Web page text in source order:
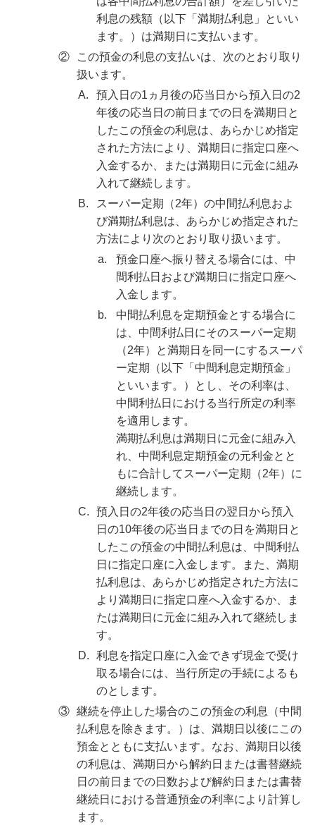
利息の残額（以下「満期払利息」といい
ます。）は満期日に支払います。
②
この預金の利息の支払いは、次のとおり取り
扱います。
A.
預入日の1ヵ月後の応当日から預入日の2
年後の応当日の前日までの日を満期日と
したこの預金の利息は、あらかじめ指定
された方法により、満期日に指定口座へ
入金するか、または満期日に元金に組み
入れて継続します。
B.
スーパー定期（2年）の中間払利息およ
び満期払利息は、あらかじめ指定された
方法により次のとおり取り扱います。
a.
預金口座へ振り替える場合には、中
間利払日および満期日に指定口座へ
入金します。
b.
中間払利息を定期預金とする場合に
は、中間利払日にそのスーパー定期
（2年）と満期日を同一にするスーパ
ー定期（以下「中間利息定期預金」
といいます。）とし、その利率は、
中間利払日における当行所定の利率
を適用します。
満期払利息は満期日に元金に組み入
れ、中間利息定期預金の元利金とと
もに合計してスーパー定期（2年）に
継続します。
C.
預入日の2年後の応当日の翌日から預入
日の10年後の応当日までの日を満期日と
したこの預金の中間払利息は、中間利払
日に指定口座に入金します。また、満期
払利息は、あらかじめ指定された方法に
より満期日に指定口座へ入金するか、ま
たは満期日に元金に組み入れて継続しま
す。
D.
利息を指定口座に入金できず現金で受け
取る場合には、当行所定の手続によるも
のとします。
③ 継続を停止した場合のこの預金の利息（中間
払利息を除きます。）は、満期日以後にこの
預金とともに支払います。なお、満期日以後
の利息は、満期日から解約日または書替継続
日の前日までの日数および解約日または書替
継続日における普通預金の利率により計算し
ます。